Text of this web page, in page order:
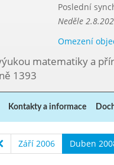
Poslední
Neděle
Omezení
matematiky a
1393
Kontakty a informace
Září 2006 Duben